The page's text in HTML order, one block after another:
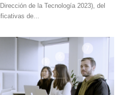
de la Tecnología 2023), del
de...